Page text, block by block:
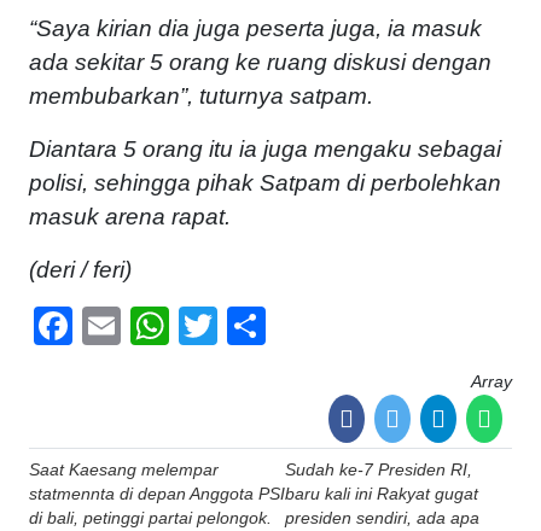
“Saya kirian dia juga peserta juga, ia masuk
ada sekitar 5 orang ke ruang diskusi dengan
membubarkan”, tuturnya satpam.
Diantara 5 orang itu ia juga mengaku sebagai
polisi, sehingga pihak Satpam di perbolehkan
masuk arena rapat.
(deri / feri)
Facebook
EmailWhatsApp
Twitter
Array
Post
navigation
Saat Kaesang melempar
statmennta di depan Anggota PSI
di bali, petinggi partai pelongok.
Sudah ke-7 Presiden RI,
baru kali ini Rakyat gugat
presiden sendiri, ada apa